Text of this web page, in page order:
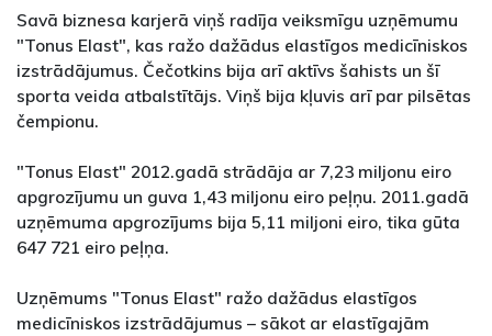
Savā biznesa karjerā viņš radīja veiksmīgu uzņēmumu
"Tonus Elast", kas ražo dažādus elastīgos medicīniskos
izstrādājumus. Čečotkins bija arī aktīvs šahists un šī
sporta veida atbalstītājs. Viņš bija kļuvis arī par pilsētas
čempionu.
"Tonus Elast" 2012.gadā strādāja ar 7,23 miljonu eiro
apgrozījumu un guva 1,43 miljonu eiro peļņu. 2011.gadā
uzņēmuma apgrozījums bija 5,11 miljoni eiro, tika gūta
647 721 eiro peļņa.
Uzņēmums "Tonus Elast" ražo dažādus elastīgos
medicīniskos izstrādājumus – sākot ar elastīgajām